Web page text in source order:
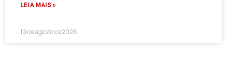
LEIA MAIS »
10 de agosto de 2026